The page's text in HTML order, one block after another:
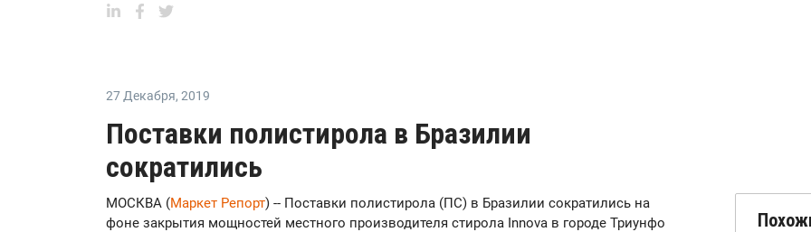
27 Декабря, 2019
Поставки полистирола в Бразилии
сократились
МОСКВА (Маркет Репорт) -- Поставки полистирола (ПС) в Бразилии сократились на
фоне закрытия мощностей местного производителя стирола Innova в городе Триунфо